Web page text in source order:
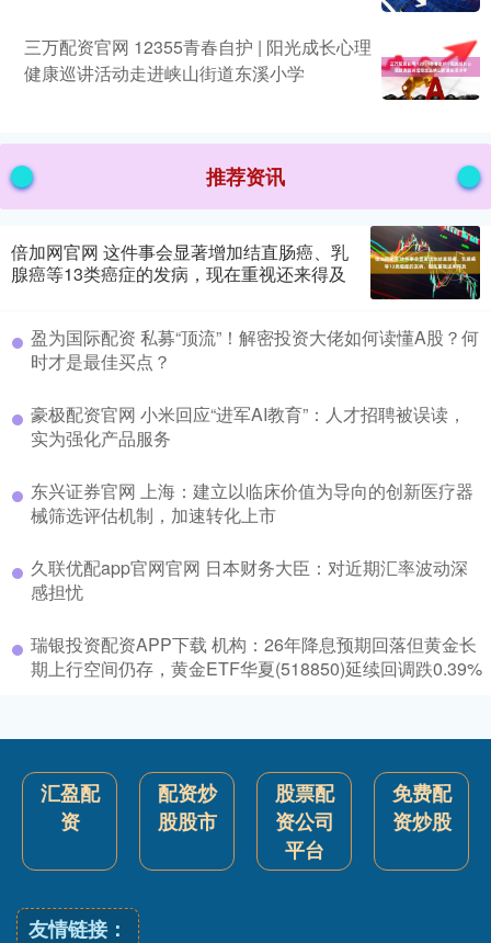
三万配资官网 12355青春自护 | 阳光成长心理
健康巡讲活动走进峡山街道东溪小学
推荐资讯
倍加网官网 这件事会显著增加结直肠癌、乳
腺癌等13类癌症的发病，现在重视还来得及
盈为国际配资 私募“顶流”！解密投资大佬如何读懂A股？何
时才是最佳买点？
豪极配资官网 小米回应“进军AI教育”：人才招聘被误读，
实为强化产品服务
东兴证券官网 上海：建立以临床价值为导向的创新医疗器
械筛选评估机制，加速转化上市
久联优配app官网官网 日本财务大臣：对近期汇率波动深
感担忧
瑞银投资配资APP下载 机构：26年降息预期回落但黄金长
期上行空间仍存，黄金ETF华夏(518850)延续回调跌0.39%
汇盈配
资
配资炒
股股市
股票配
资公司
平台
免费配
资炒股
友情链接：